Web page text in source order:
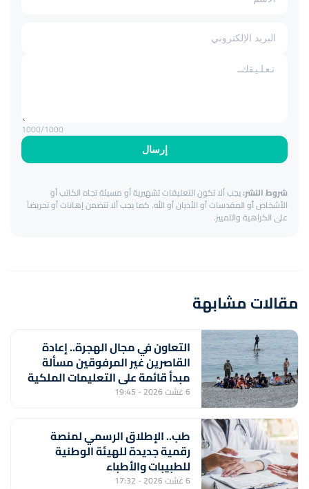
إرسال
1000/1000
شروط النشر:يجب ألا تكون التعليقات تشهيرية أو مسيئة تجاه الكاتب أو
الأشخاص أو المقدسات أو الأديان أو الله. كما يجب ألا تتضمن إهانات أو تحريضاً
على الكراهية والتمييز.
مقالات مشابهة
التعاون في مجال الهجرة.. إعادة
القاصرين غير المرفوقين مسألة
مبدأ قائمة على التعليمات الملكية
السامية (مصدر دبلوماسي)
6 غشت 2026 - 19:45
طب.. الإطلاق الرسمي لمنصة
رقمية جديدة للهيئة الوطنية
للطبيبات والأطباء
6 غشت 2026 - 17:32